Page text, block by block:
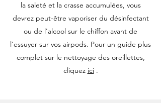
la saleté et la crasse accumulées, vous
devrez peut-être vaporiser du désinfectant
ou de l'alcool sur le chiffon avant de
l'essuyer sur vos airpods. Pour un guide plus
complet sur le nettoyage des oreillettes,
cliquez ici.